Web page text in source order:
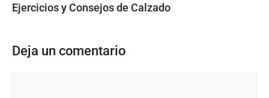
Ejercicios y Consejos de Calzado
Deja un comentario